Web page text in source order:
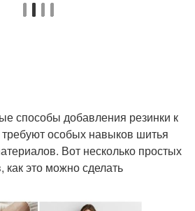
способы добавления резинки к
особых навыков шитья
Вот несколько простых
это можно сделать